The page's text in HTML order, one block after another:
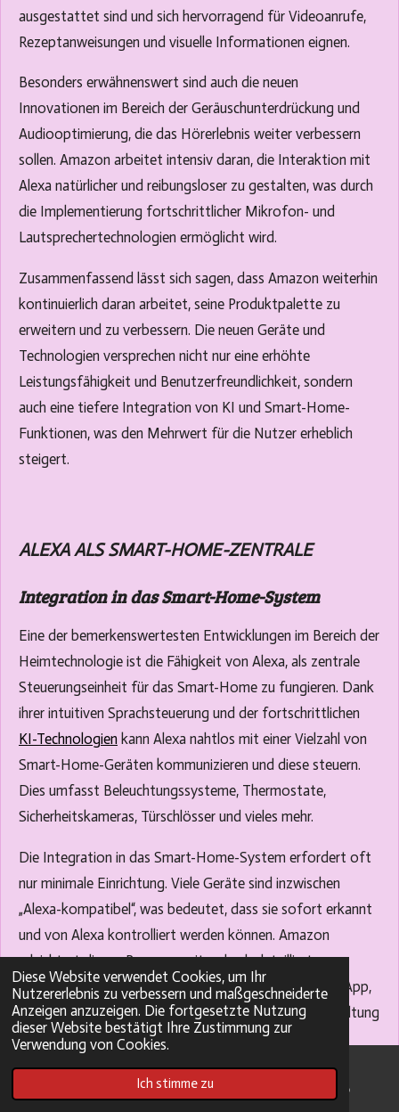
Diese Website verwendet Cookies, um Ihr
Nutzererlebnis zu verbessern und maßgeschneiderte
Anzeigen anzuzeigen. Die fortgesetzte Nutzung
dieser Website bestätigt Ihre Zustimmung zur
Verwendung von Cookies.
Ich stimme zu
ausgestattet sind und sich hervorragend für Videoanrufe,
Rezeptanweisungen und visuelle Informationen eignen.
Besonders erwähnenswert sind auch die neuen
Innovationen im Bereich der Geräuschunterdrückung und
Audiooptimierung, die das Hörerlebnis weiter verbessern
sollen. Amazon arbeitet intensiv daran, die Interaktion mit
Alexa natürlicher und reibungsloser zu gestalten, was durch
die Implementierung fortschrittlicher Mikrofon- und
Lautsprechertechnologien ermöglicht wird.
Zusammenfassend lässt sich sagen, dass Amazon weiterhin
kontinuierlich daran arbeitet, seine Produktpalette zu
erweitern und zu verbessern. Die neuen Geräte und
Technologien versprechen nicht nur eine erhöhte
Leistungsfähigkeit und Benutzerfreundlichkeit, sondern
auch eine tiefere Integration von KI und Smart-Home-
Funktionen, was den Mehrwert für die Nutzer erheblich
steigert.
ALEXA ALS SMART-HOME-ZENTRALE
Integration in das Smart-Home-System
Eine der bemerkenswertesten Entwicklungen im Bereich der
Heimtechnologie ist die Fähigkeit von Alexa, als zentrale
Steuerungseinheit für das Smart-Home zu fungieren. Dank
ihrer intuitiven Sprachsteuerung und der fortschrittlichen
KI-Technologien kann Alexa nahtlos mit einer Vielzahl von
Smart-Home-Geräten kommunizieren und diese steuern.
Dies umfasst Beleuchtungssysteme, Thermostate,
Sicherheitskameras, Türschlösser und vieles mehr.
Die Integration in das Smart-Home-System erfordert oft
nur minimale Einrichtung. Viele Geräte sind inzwischen
„Alexa-kompatibel“, was bedeutet, dass sie sofort erkannt
und von Alexa kontrolliert werden können. Amazon
erleichtert diesen Prozess weiter durch detaillierte
Anleitungen und eine zunehmend benutzerfreundliche App,
die den Einrichtungsprozess vereinfacht und die Verwaltung
des Smart-Homes zentralisiert.
Kompatible Geräte und Technologien
Pinterest WhatsApp